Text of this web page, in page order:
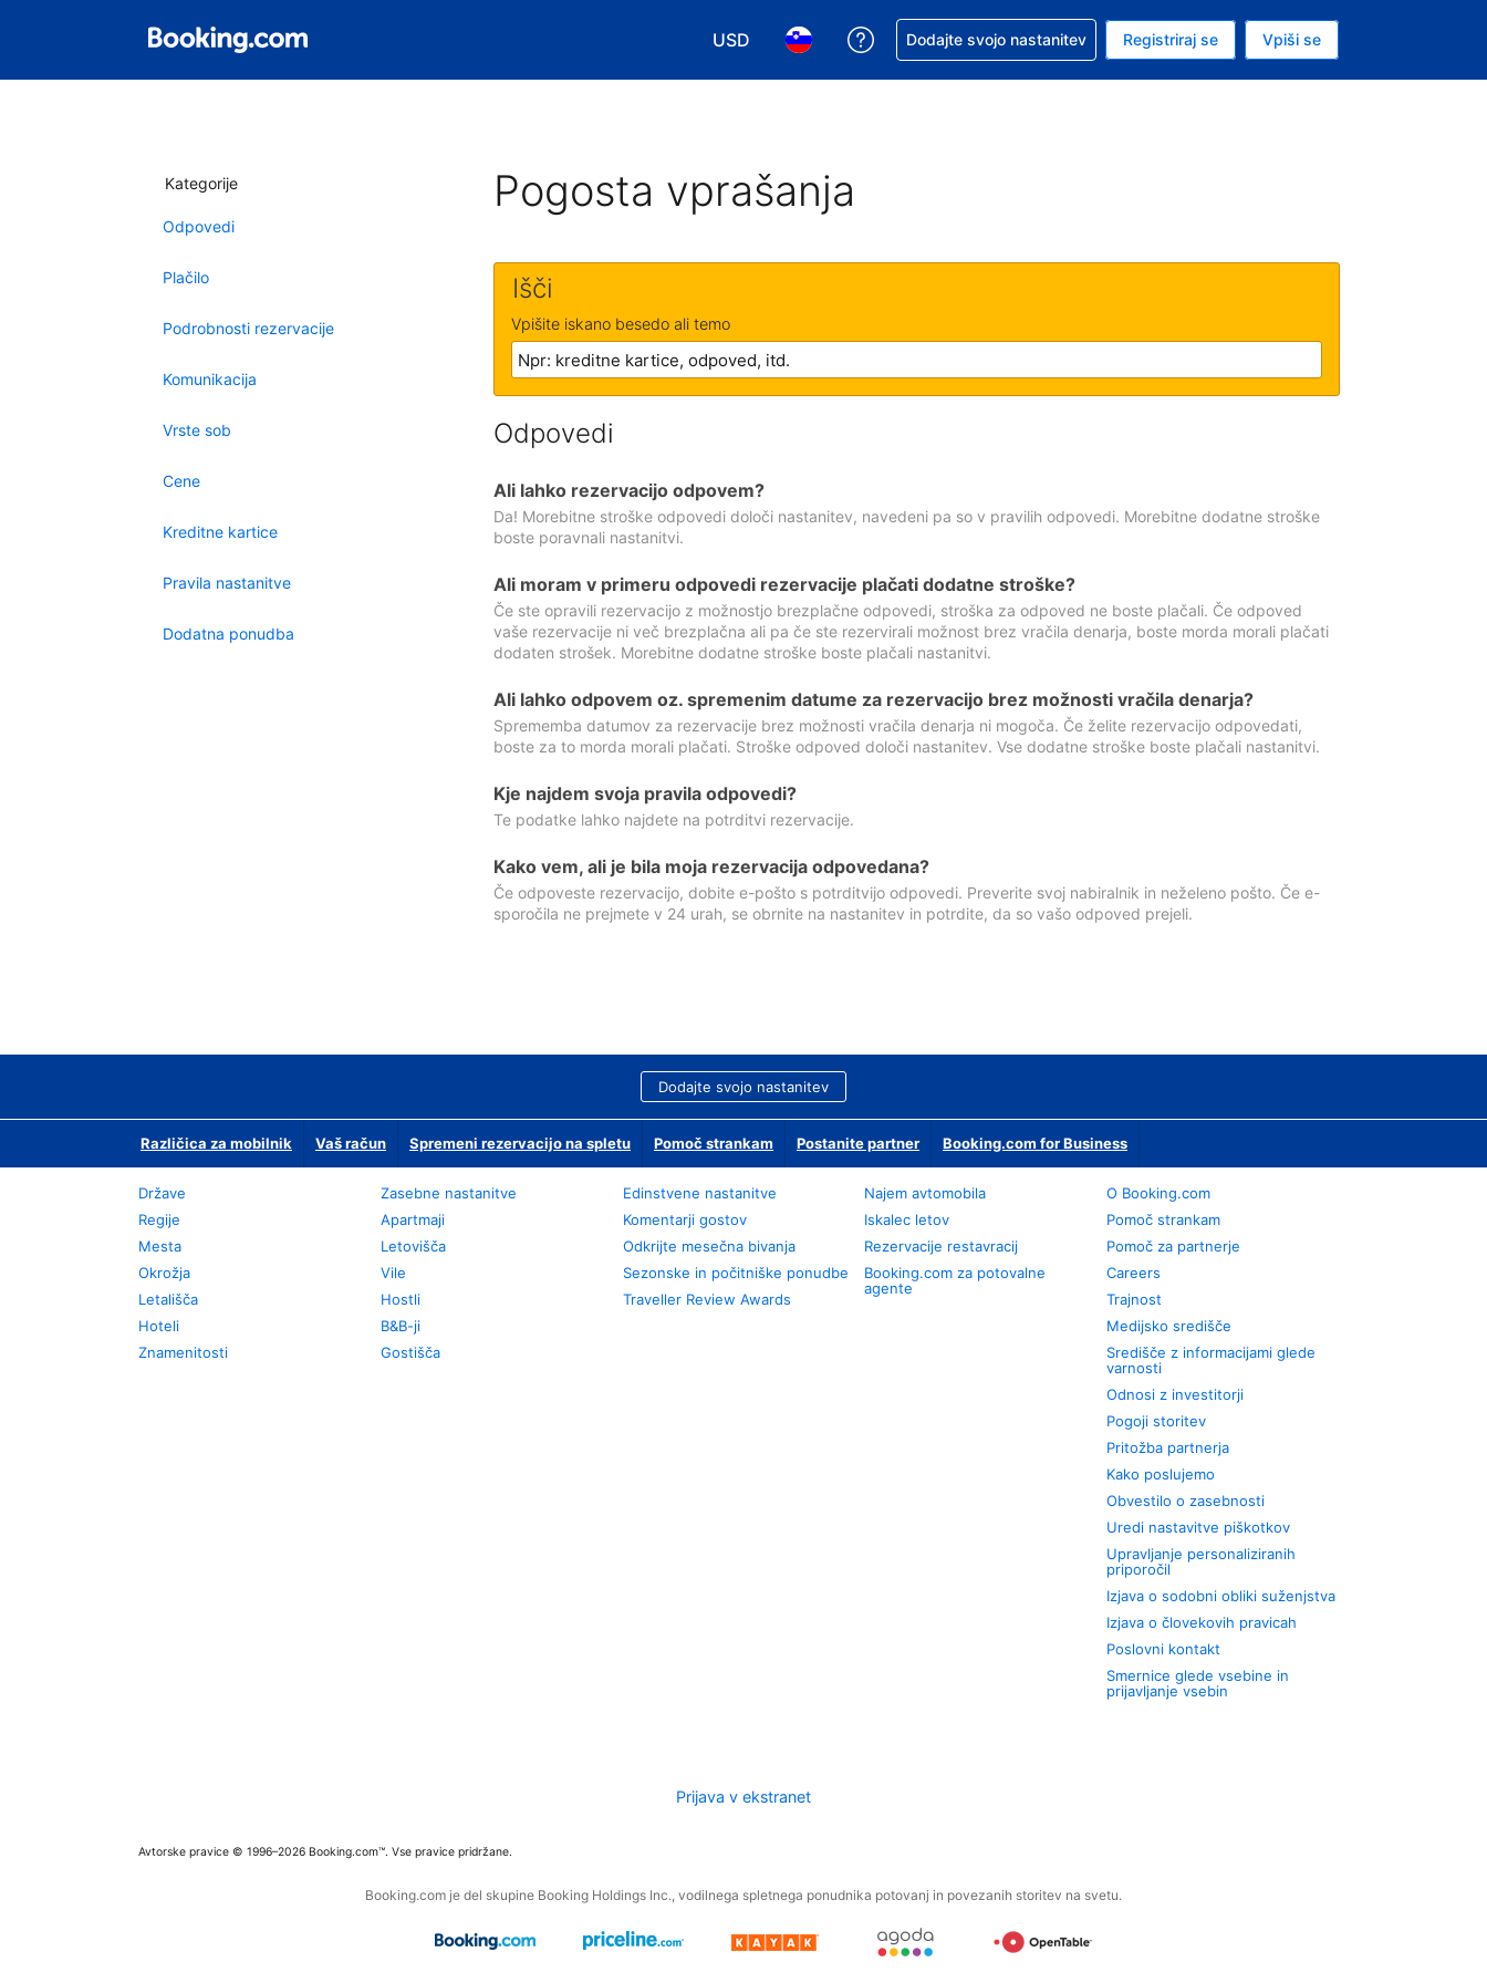
USD
Izbira valute. Vaša trenutna valuta je ameriški dolar
Izbira jezika. Vaš trenutni jezik je Slovenščini
Zaprosite za pomoč pri rezervaciji
Dodajte svojo nastanitev Registriraj se Vpiši se
Kategorije
Odpovedi
Plačilo
Podrobnosti rezervacije
Komunikacija
Vrste sob
Cene
Kreditne kartice
Pravila nastanitve
Dodatna ponudba
Pogosta vprašanja
Išči
Vpišite iskano besedo ali temo
Odpovedi
Ali lahko rezervacijo odpovem?
Da! Morebitne stroške odpovedi določi nastanitev, navedeni pa so v pravilih odpovedi. Morebitne dodatne stroške
boste poravnali nastanitvi.
Ali moram v primeru odpovedi rezervacije plačati dodatne stroške?
Če ste opravili rezervacijo z možnostjo brezplačne odpovedi, stroška za odpoved ne boste plačali. Če odpoved
vaše rezervacije ni več brezplačna ali pa če ste rezervirali možnost brez vračila denarja, boste morda morali plačati
dodaten strošek. Morebitne dodatne stroške boste plačali nastanitvi.
Ali lahko odpovem oz. spremenim datume za rezervacijo brez možnosti vračila denarja?
Sprememba datumov za rezervacije brez možnosti vračila denarja ni mogoča. Če želite rezervacijo odpovedati,
boste za to morda morali plačati. Stroške odpoved določi nastanitev. Vse dodatne stroške boste plačali nastanitvi.
Kje najdem svoja pravila odpovedi?
Te podatke lahko najdete na potrditvi rezervacije.
Kako vem, ali je bila moja rezervacija odpovedana?
Če odpoveste rezervacijo, dobite e-pošto s potrditvijo odpovedi. Preverite svoj nabiralnik in neželeno pošto. Če e-
sporočila ne prejmete v 24 urah, se obrnite na nastanitev in potrdite, da so vašo odpoved prejeli.
Dodajte svojo nastanitev
Različica za mobilnik Vaš račun Spremeni rezervacijo na spletu Pomoč strankam Postanite partner Booking.com for Business
Države
Regije
Mesta
Okrožja
Letališča
Hoteli
Znamenitosti
Zasebne nastanitve
Apartmaji
Letovišča
Vile
Hostli
B&B-ji
Gostišča
Edinstvene nastanitve
Komentarji gostov
Odkrijte mesečna bivanja
Sezonske in počitniške ponudbe
Traveller Review Awards
Najem avtomobila
Iskalec letov
Rezervacije restavracij
Booking.com za potovalne
agente
O Booking.com
Pomoč strankam
Pomoč za partnerje
Careers
Trajnost
Medijsko središče
Središče z informacijami glede
varnosti
Odnosi z investitorji
Pogoji storitev
Pritožba partnerja
Kako poslujemo
Obvestilo o zasebnosti
Uredi nastavitve piškotkov
Upravljanje personaliziranih
priporočil
Izjava o sodobni obliki suženjstva
Izjava o človekovih pravicah
Poslovni kontakt
Smernice glede vsebine in
prijavljanje vsebin
Prijava v ekstranet
Avtorske pravice © 1996–2026 Booking.com™. Vse pravice pridržane.
Booking.com je del skupine Booking Holdings Inc., vodilnega spletnega ponudnika potovanj in povezanih storitev na svetu.